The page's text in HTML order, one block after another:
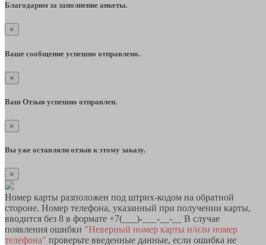
Благодарим за заполнение анкеты.
×
Ваше сообщение успешно отправлено.
×
Ваш Отзыв успешно отправлен.
×
Вы уже оставляли отзыв к этому заказу.
×
Номер карты разположен под штрих-кодом на обратной
стороне. Номер телефона, указанный при получении карты,
вводится без 8 в формате +7(___)-___-__-__ В случае
появления ошибки "Неверный номер карты и/или номер
телефона" проверьте введенные данные, если ошибка не